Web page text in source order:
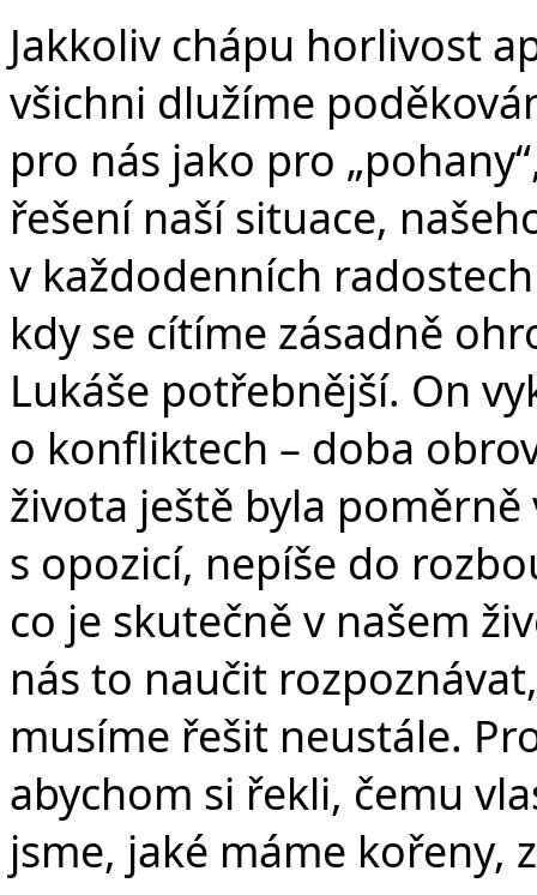
Jakkoliv chápu horlivost
všichni dlužíme
pro nás jako pro
řešení naší situace,
v každodenních
kdy se cítíme zásadně
Lukáše potřebnější. On
o konfliktech – doba
života ještě byla poměrně
s opozicí, nepíše do
co je skutečně v našem
nás to naučit
musíme řešit neustále.
abychom si řekli, čemu
jsme, jaké máme kořeny,